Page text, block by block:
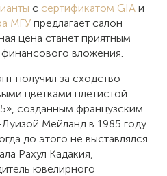
с сертификатом GIA и
МГУ предлагает салон
цена станет приятным
вложения.
получил за сходство
цветками плетистой
созданным французским
Мейланд в 1985 году.
до этого не выставлялся
Рахул Кадакия,
ювелирного